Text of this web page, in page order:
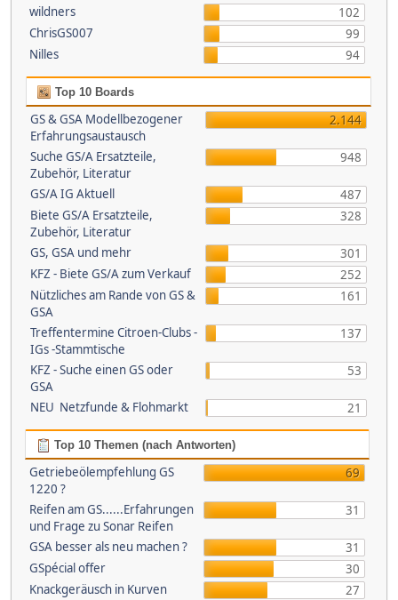
wildners
102
ChrisGS007
99
Nilles
94
Top 10 Boards
GS & GSA Modellbezogener
Erfahrungsaustausch
2.144
Suche GS/A Ersatzteile,
Zubehör, Literatur
948
GS/A IG Aktuell
487
Biete GS/A Ersatzteile,
Zubehör, Literatur
328
GS, GSA und mehr
301
KFZ - Biete GS/A zum Verkauf
252
Nützliches am Rande von GS &
GSA
161
Treffentermine Citroen-Clubs -
IGs -Stammtische
137
KFZ - Suche einen GS oder
GSA
53
NEU Netzfunde & Flohmarkt 21
Top 10 Themen (nach Antworten)
Getriebeölempfehlung GS
1220 ?
69
Reifen am GS......Erfahrungen
und Frage zu Sonar Reifen
31
GSA besser als neu machen ?
31
GSpécial offer
30
Knackgeräusch in Kurven
27